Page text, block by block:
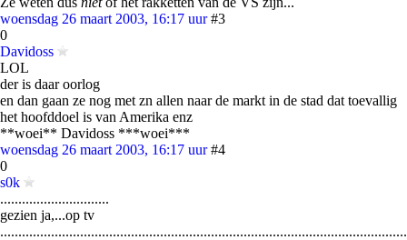
woensdag 26 maart 2003, 16:17 uur #3
0
Davidoss
LOL
der is daar oorlog
en dan gaan ze nog met zn allen naar de markt in de stad dat toevallig
het hoofddoel is van Amerika enz
**woei** Davidoss ***woei***
woensdag 26 maart 2003, 16:17 uur #4
0
s0k
..............................
gezien ja,...op tv